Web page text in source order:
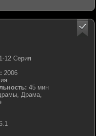
1-12 Серия
2006
45 мин
Драма,